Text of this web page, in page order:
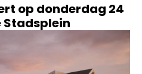
op donderdag 24
Stadsplein